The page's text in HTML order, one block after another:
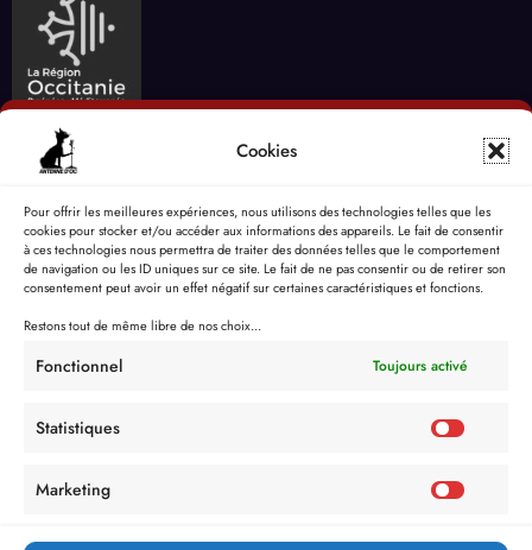
Cookies
Pour offrir les meilleures expériences, nous utilisons des technologies telles que les
cookies pour stocker et/ou accéder aux informations des appareils. Le fait de consentir
à ces technologies nous permettra de traiter des données telles que le comportement
de navigation ou les ID uniques sur ce site. Le fait de ne pas consentir ou de retirer son
consentement peut avoir un effet négatif sur certaines caractéristiques et fonctions.
Restons tout de même libre de nos choix...
Fonctionnel Toujours activé
Statistiques
Marketing